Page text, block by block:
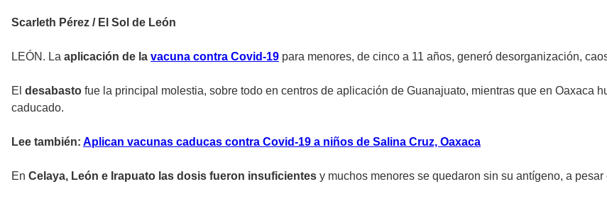
Scarleth Pérez / El Sol de León
LEÓN. La aplicación de la vacuna contra Covid-19 para menores, de cinco a 11 años, generó desorganización,
El desabasto fue la principal molestia, sobre todo en centros de aplicación de Guanajuato, mientras que en Oaxaca
caducado.
Lee también: Aplican vacunas caducas contra Covid-19 a niños de Salina Cruz, Oaxaca
En Celaya, León e Irapuato las dosis fueron insuficientes y muchos menores se quedaron sin su antígeno, a